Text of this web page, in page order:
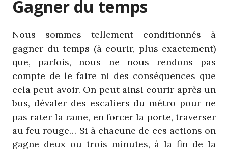
Gagner du temps
Nous sommes tellement conditionnés à
gagner du temps (à courir, plus exactement)
que, parfois, nous ne nous rendons pas
compte de le faire ni des conséquences que
cela peut avoir. On peut ainsi courir après un
bus, dévaler des escaliers du métro pour ne
pas rater la rame, en forcer la porte, traverser
au feu rouge… Si à chacune de ces actions on
gagne deux ou trois minutes, à la fin de la